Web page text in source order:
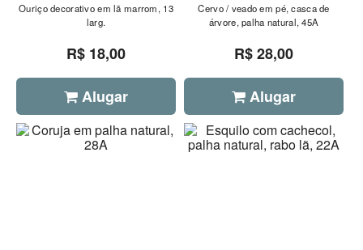
Ouriço decorativo em lã marrom, 13
larg.
R$ 18,00
Alugar
Cervo / veado em pé, casca de
árvore, palha natural, 45A
R$ 28,00
Alugar